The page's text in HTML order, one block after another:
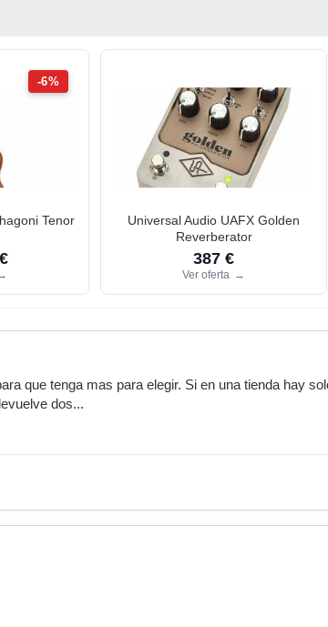
-6%
Tenor
Universal Audio UAFX Golden
Reverberator
387 €
Ver oferta →
que tenga mas para elegir. Si en una tienda hay
dos...